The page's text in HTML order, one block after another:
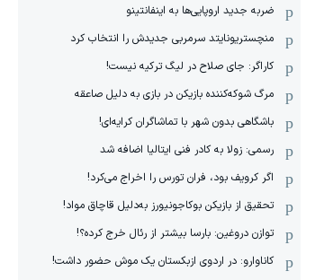
ضربه جدید اروپایی‌ها به اینفانتینو
منچستریونایتد سرمربی جدیدش را انتخاب کرد
کاراگر: جای صلاح در لیگ ترکیه نیست!
مرگ شوکه‌کننده بازیکن در بازی به دلیل صاعقه
باشگاهی بدون شهر با تماشاگران کرایه‌ای!
رسمی: زولا به کادر فنی ایتالیا اضافه شد
اگر کرویف بود، فران تورس را اخراج می‌کرد!
تحقیق از بازیکن بوکاجونیورز به‌دلیل قاچاق مواد!
توازن دروغین: بارسا بیشتر از رئال خرج کرده؟!
کاناوارو: در اردوی ازبکستان یک موش حضور داشت!